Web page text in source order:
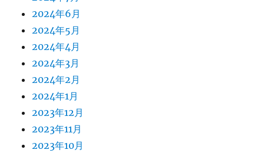
2024年6月
2024年5月
2024年4月
2024年3月
2024年2月
2024年1月
2023年12月
2023年11月
2023年10月